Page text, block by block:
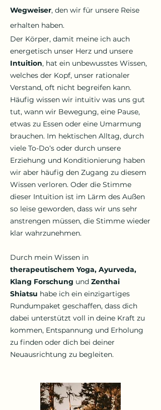
Wegweiser, den wir für unsere Reise
erhalten haben.
Der Körper, damit meine ich auch
energetisch unser Herz und unsere
Intuition, hat ein unbewusstes Wissen,
welches der Kopf, unser rationaler
Verstand, oft nicht begreifen kann.
Häufig wissen wir intuitiv was uns gut
tut, wann wir Bewegung, eine Pause,
etwas zu Essen oder eine Umarmung
brauchen. Im hektischen Alltag, durch
viele To-Do‘s oder durch unsere
Erziehung und Konditionierung haben
wir aber häufig den Zugang zu diesem
Wissen verloren. Oder die Stimme
dieser Intuition ist im Lärm des Außen
so leise geworden, dass wir uns sehr
anstrengen müssen, die Stimme wieder
klar wahrzunehmen.
Durch mein Wissen in
therapeutischem Yoga, Ayurveda,
Klang Forschung und Zenthai
Shiatsu habe ich ein einzigartiges
Rundumpaket geschaffen, dass dich
dabei unterstützt voll in deine Kraft zu
kommen, Entspannung und Erholung
zu finden oder dich bei deiner
Neuausrichtung zu begleiten.